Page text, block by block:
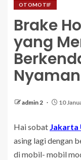
OTOMOTIF
Brake
yang
Nyaman
admin 2 10
Hai sobat Jakarta
asing lagi dengan
di mobil- mobil